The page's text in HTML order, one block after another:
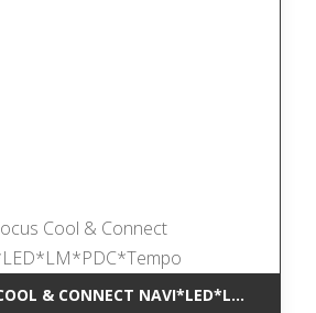
& CONNECT